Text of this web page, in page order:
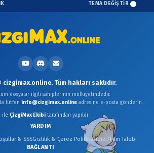
TEMA DEĞİŞTİR
YARDIM
& SSSGizlilik & Çerez PolitikasıDizi/Film Talebi
BAĞLANTI
Tüm hakları saklıdır.
dosyalar ilgili sahiplerinin mülkiyetindedir.
lütfen info@cizgimax.onlineadresine e-posta gönderin.
ile ÇizgiMax Ekibitarafından yapıldı